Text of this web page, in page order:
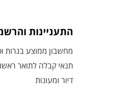
התעניינות
מחשבון ממוצע בגרות
תנאי קבלה לתואר
דיור ומעונות